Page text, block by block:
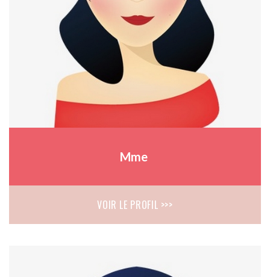
Mme
VOIR LE PROFIL >>>